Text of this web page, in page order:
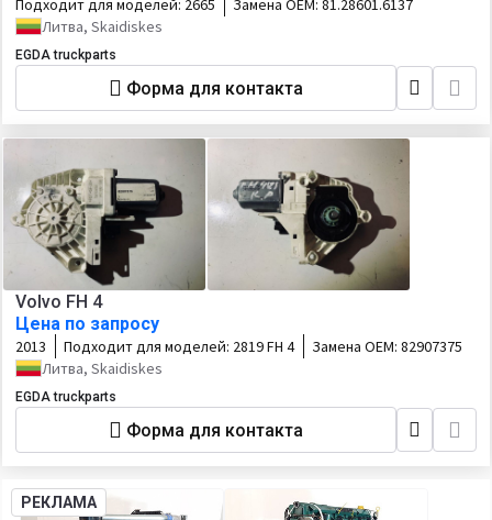
Подходит для моделей: 2665 Замена OEM: 81.28601.6137
Литва, Skaidiskes
EGDA truckparts
Форма для контакта
Volvo FH 4
Цена по запросу
2013 Подходит для моделей: 2819 FH 4 Замена OEM: 82907375
Литва, Skaidiskes
EGDA truckparts
Форма для контакта
РЕКЛАМА